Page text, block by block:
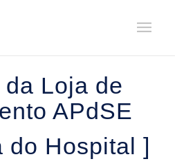
do Hospital || Customer ...
Loja de
APdSE
do Hospital ]